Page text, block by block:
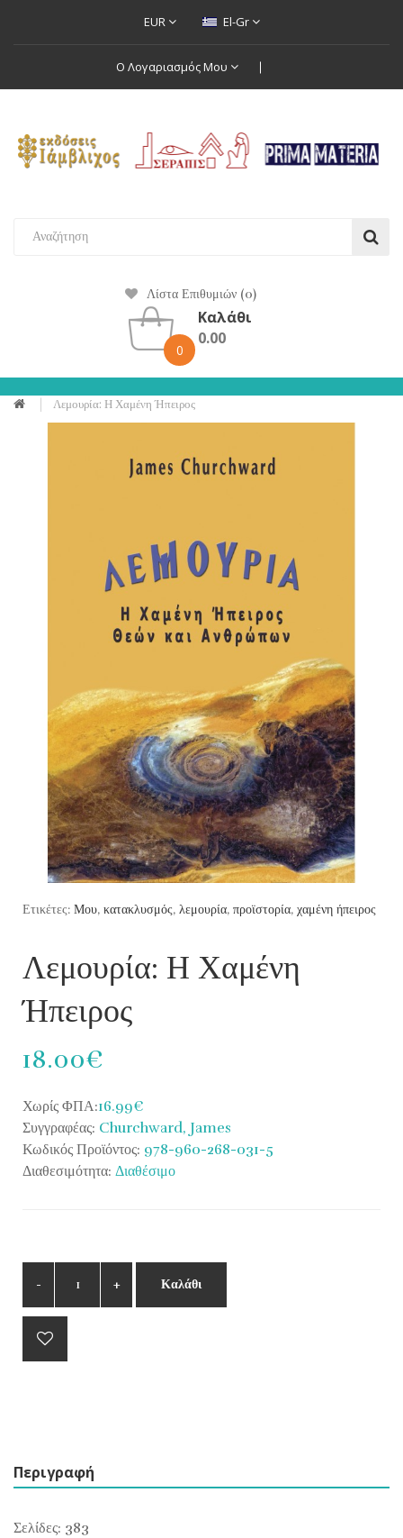
EUR El-Gr
Ο Λογαριασμός Μου
Λίστα Επιθυμιών (0)
0
Καλάθι
0.00
Λεμουρία: Η Χαμένη Ήπειρος
Ετικέτες: Μου, κατακλυσμός, λεμουρία, προϊστορία, χαμένη ήπειρος
Λεμουρία: Η Χαμένη
Ήπειρος
18.00€
Χωρίς ΦΠΑ:16.99€
Συγγραφέας: Churchward, James
Κωδικός Προϊόντος: 978-960-268-031-5
Διαθεσιμότητα: Διαθέσιμο
Καλάθι
Περιγραφή
Σελίδες: 383